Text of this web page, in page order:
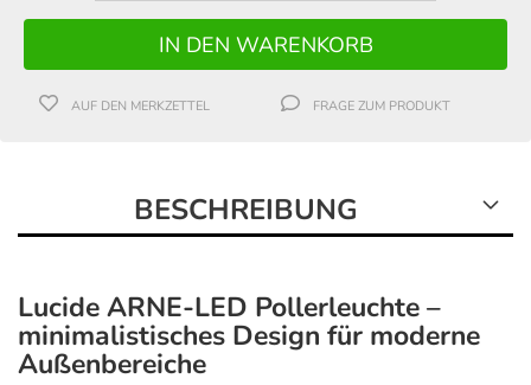
AUF DEN MERKZETTEL FRAGE ZUM PRODUKT
BESCHREIBUNG
Lucide ARNE-LED Pollerleuchte –
minimalistisches Design für moderne
Außenbereiche